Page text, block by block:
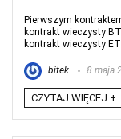
Pierwszym
kontrakt wieczysty
kontrakt wieczysty
bitek 8 maja
CZYTAJ WIĘCEJ +